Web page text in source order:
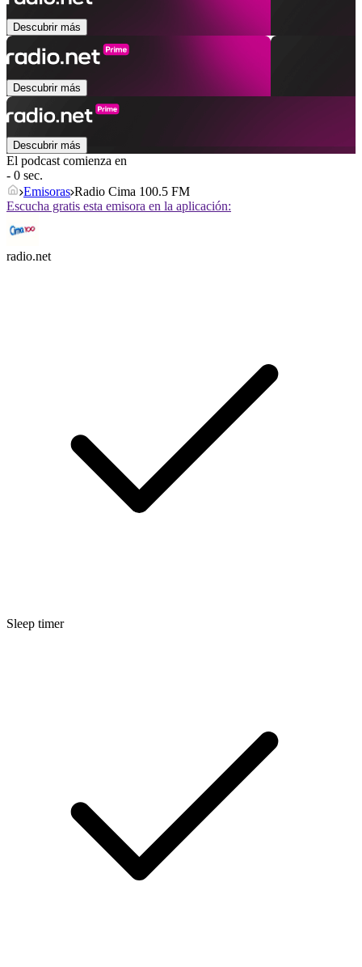
Descubrir más
Descubrir más
Descubrir más
El podcast comienza en
- 0 sec.
Emisoras Radio Cima 100.5 FM
Escucha gratis esta emisora en la aplicación:
radio.net
Sleep timer